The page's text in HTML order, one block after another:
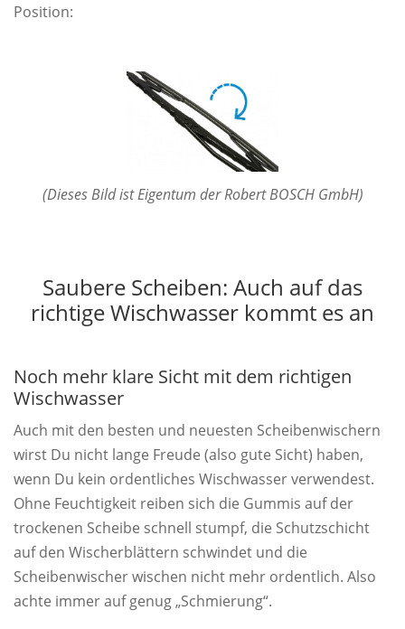
Position:
(Dieses Bild ist Eigentum der Robert BOSCH GmbH)
Saubere Scheiben: Auch auf das
richtige Wischwasser kommt es an
Noch mehr klare Sicht mit dem richtigen
Wischwasser
Auch mit den besten und neuesten Scheibenwischern
wirst Du nicht lange Freude (also gute Sicht) haben,
wenn Du kein ordentliches Wischwasser verwendest.
Ohne Feuchtigkeit reiben sich die Gummis auf der
trockenen Scheibe schnell stumpf, die Schutzschicht
auf den Wischerblättern schwindet und die
Scheibenwischer wischen nicht mehr ordentlich. Also
achte immer auf genug „Schmierung“.